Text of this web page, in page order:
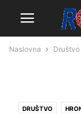
Naslovna Društvo
DRUŠTVO